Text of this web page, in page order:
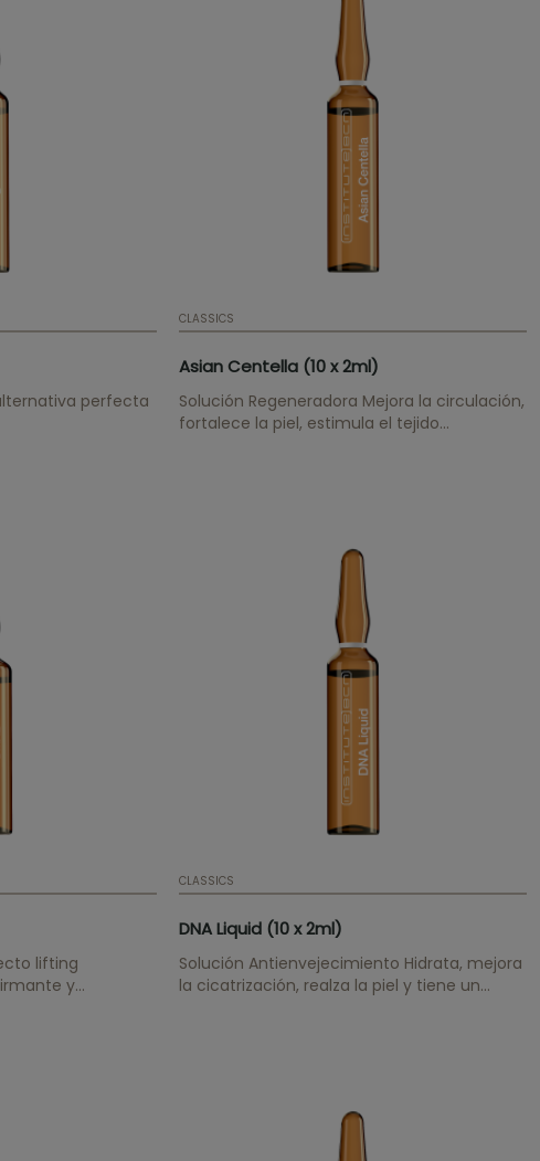
perfecta
CLASSICS
Asian Centella (10 x 2ml)
Solución Regeneradora Mejora la circulación,
fortalece la piel, estimula el tejido
lifting
y
CLASSICS
DNA Liquid (10 x 2ml)
Solución Antienvejecimiento Hidrata, mejora
la cicatrización, realza la piel y tiene un